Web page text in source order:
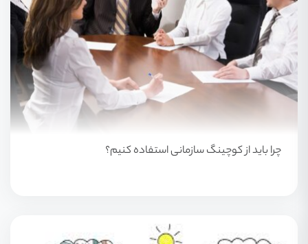
چرا باید از کوچینگ سازمانی استفاده کنیم؟